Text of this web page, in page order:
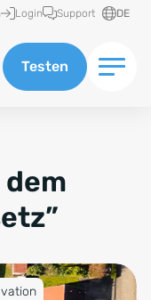
Login Support DE
Testen